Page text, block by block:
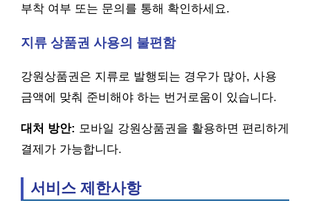
부착 여부 또는 문의를 통해 확인하세요.
지류 상품권 사용의 불편함
강원상품권은 지류로 발행되는 경우가 많아, 사용
금액에 맞춰 준비해야 하는 번거로움이 있습니다.
대처 방안: 모바일 강원상품권을 활용하면 편리하게
결제가 가능합니다.
서비스 제한사항